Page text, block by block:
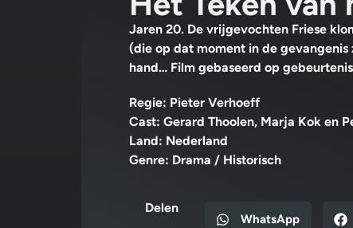
Jaren 20. De vrijgevochten Friese
(die op dat moment in de
hand… Film gebaseerd op
Regie: Pieter Verhoeff
Cast: Gerard Thoolen, Marja Kok en
Land: Nederland
Genre: Drama / Historisch
Delen
WhatsApp